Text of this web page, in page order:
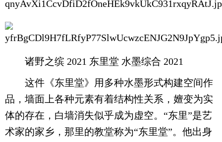
诸野之缤 2021 东里堂 水墨综合 2021
这件《东里堂》用多种水墨形式构建空间作
品，墙面上各种元素有着结构性关系，嬗变为实
体的存在，白墙消失似乎成为虚空。“东里”是艺
术家的家乡，那里的教堂称为“东里堂”。他出身